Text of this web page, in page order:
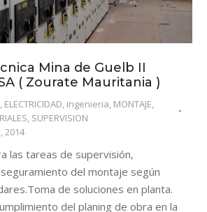
Mina de Guelb II
( Zourate Mauritania )
, ELECTRICIDAD, ingenieria, MONTAJE,
, SUPERVISION
2014
las tareas de supervisión,
del montaje según
de soluciones en planta.
del planing de obra en la